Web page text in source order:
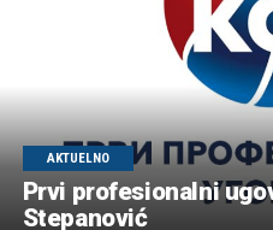
AKTUELNO
Prvi profesionalni
Stepanović